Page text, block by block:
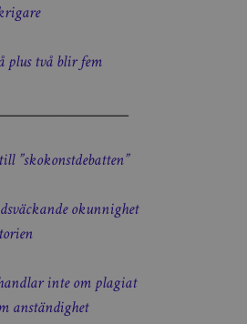
plus två blir fem
”skokonstdebatten”
okunnighet
inte om plagiat
anständighet